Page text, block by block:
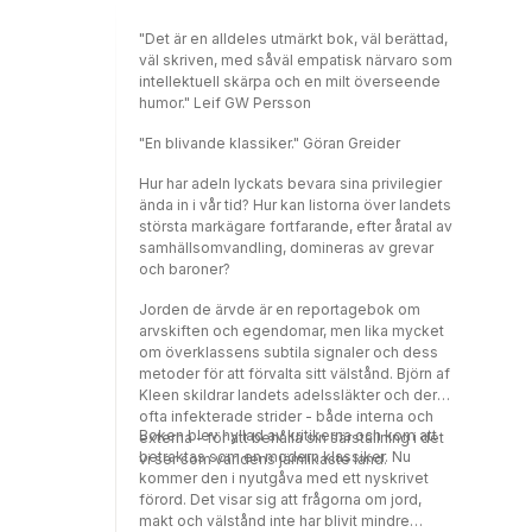
"Det är en alldeles utmärkt bok, väl berättad,
väl skriven, med såväl empatisk närvaro som
intellektuell skärpa och en milt överseende
humor." Leif GW Persson
"En blivande klassiker." Göran Greider
Hur har adeln lyckats bevara sina privilegier
ända in i vår tid? Hur kan listorna över landets
största markägare fortfarande, efter åratal av
samhällsomvandling, domineras av grevar
och baroner?
Jorden de ärvde är en reportagebok om
arvskiften och egendomar, men lika mycket
om överklassens subtila signaler och dess
metoder för att förvalta sitt välstånd. Björn af
Kleen skildrar landets adelssläkter och deras
ofta infekterade strider - både interna och
externa - för att behålla sin särställning i det
vi ser som världens jämlikaste land.
Boken blev hyllad av kritikerna och kom att
betraktas som en modern klassiker. Nu
kommer den i nyutgåva med ett nyskrivet
förord. Det visar sig att frågorna om jord,
makt och välstånd inte har blivit mindre